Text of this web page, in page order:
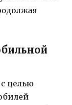
целью